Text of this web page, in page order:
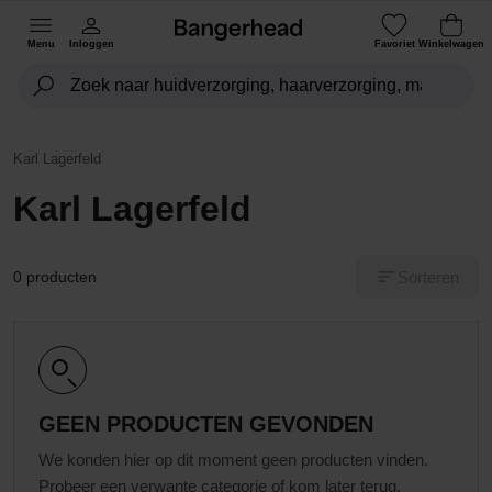
Menu Inloggen Favoriet Winkelwagen
Karl Lagerfeld
Karl Lagerfeld
0 producten
GEEN PRODUCTEN GEVONDEN
We konden hier op dit moment geen producten vinden.
Probeer een verwante categorie of kom later terug.